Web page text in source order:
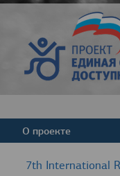
О проекте
7th International